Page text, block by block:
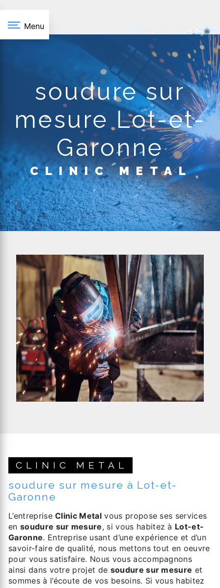
Menu
soudure sur
mesure Lot-et-
Garonne
CLINIC METAL
CLINIC METAL
soudure sur mesure à Lot-et-
Garonne
L’entrepriseClinic Metal vous propose ses services
en soudure sur mesure, si vous habitez à Lot-et-
Garonne. Entreprise usant d’une expérience et d’un
savoir-faire de qualité, nous mettons tout en oeuvre
pour vous satisfaire. Nous vous accompagnons
ainsi dans votre projet de soudure sur mesure et
sommes à l’écoute de vos besoins. Si vous habitez